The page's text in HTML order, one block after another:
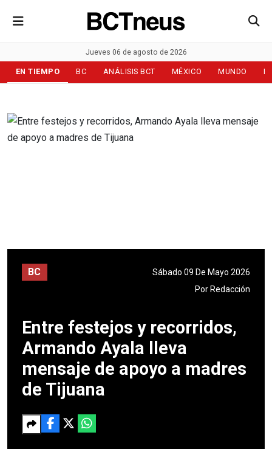
Jueves 06 de agosto de 2026
EN TIEMPO BC ANÁLISIS BCT MÉXICO MUNDO
BC
Sábado 09 De Mayo 2026
Por Redacción
Entre festejos y recorridos,
Armando Ayala lleva
mensaje de apoyo a madres
de Tijuana